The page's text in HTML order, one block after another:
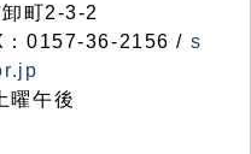
町2-3-2
0157-36-2156 / s
曜午後